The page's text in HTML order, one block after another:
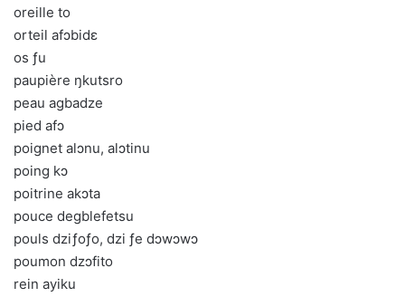
oreille to
orteil afɔbidɛ
os ƒu
paupière ŋkutsro
peau agbadze
pied afɔ
poignet alɔnu, alɔtinu
poing kɔ
poitrine akɔta
pouce degblefetsu
pouls dziƒoƒo, dzi ƒe dɔwɔwɔ
poumon dzɔfito
rein ayiku